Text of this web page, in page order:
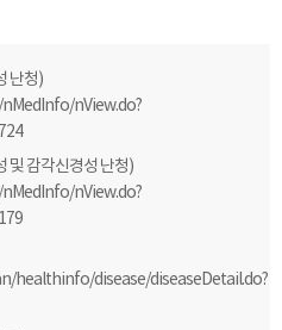
난청)
nView.do?
및 감각신경성 난청)
nView.do?
healthinfo/disease/diseaseDetail.do?